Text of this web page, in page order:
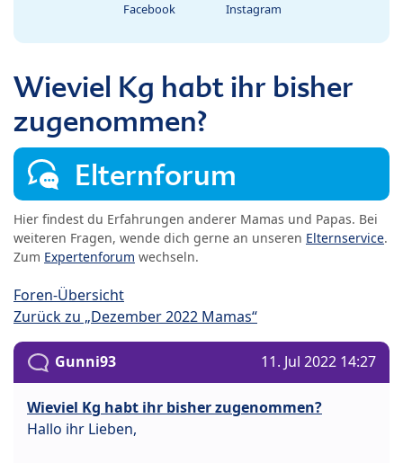
Facebook Instagram
Wieviel Kg habt ihr bisher
zugenommen?
Elternforum
Hier findest du Erfahrungen anderer Mamas und Papas. Bei
weiteren Fragen, wende dich gerne an unseren Elternservice.
Zum Expertenforum wechseln.
Foren-Übersicht
Zurück zu „Dezember 2022 Mamas“
Gunni93 11. Jul 2022 14:27
Wieviel Kg habt ihr bisher zugenommen?
Hallo ihr Lieben,